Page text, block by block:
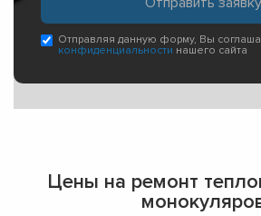
Отправляя данную форму, Вы
конфиденциальности нашего сайта
Цены на ремонт